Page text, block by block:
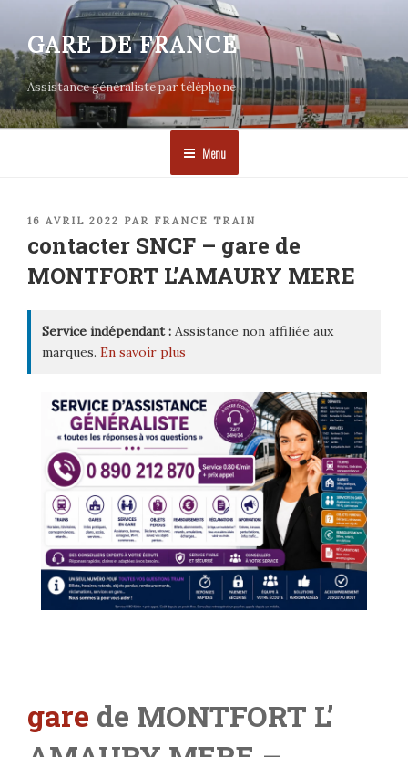
contenu
principal
GARE DE FRANCE
Assistance généraliste par téléphone
Menu
PUBLIÉ
16 AVRIL 2022 PAR FRANCE TRAIN
contacter SNCF – gare de
MONTFORT L’AMAURY MERE
Service indépendant : Assistance non affiliée aux
marques. En savoir plus
gare de MONTFORT L’